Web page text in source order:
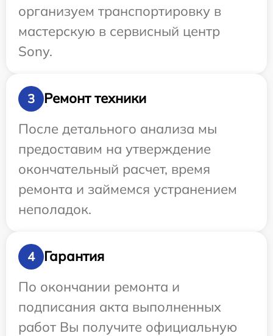
организуем транспортировку в
мастерскую в сервисный центр
Sony.
3
Ремонт техники
После детального анализа мы
предоставим на утверждение
окончательный расчет, время
ремонта и займемся устранением
неполадок.
4
Гарантия
По окончании ремонта и
подписания акта выполненных
работ Вы получите официальную